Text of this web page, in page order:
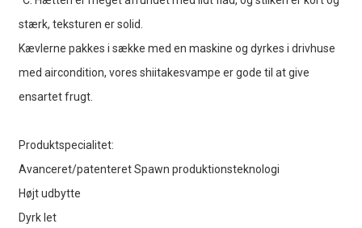
stærk, teksturen er solid.
Kævlerne pakkes i sække med en maskine og dyrkes i drivhuse
med aircondition, vores shiitakesvampe er gode til at give
ensartet frugt.
Produktspecialitet:
Avanceret/patenteret Spawn produktionsteknologi
Højt udbytte
Dyrk let
3. Stærk produktionskapacitet